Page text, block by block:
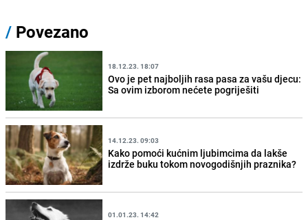
/ Povezano
18.12.23. 18:07
Ovo je pet najboljih rasa pasa za vašu djecu:
Sa ovim izborom nećete pogriješiti
14.12.23. 09:03
Kako pomoći kućnim ljubimcima da lakše
izdrže buku tokom novogodišnjih praznika?
01.01.23. 14:42